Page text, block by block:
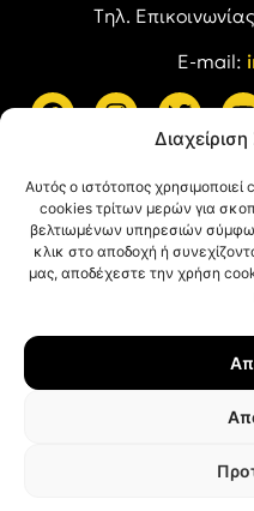
Αυτός ο ιστότοπος
cookies τρίτων μερών για
βελτιωμένων υπηρεσιών
κλικ στο αποδοχή ή
μας, αποδέχεστε την χρήση
Tηλ.
E-mail:
© ΑΡΗΣ Α.Σ. All rights reserved.